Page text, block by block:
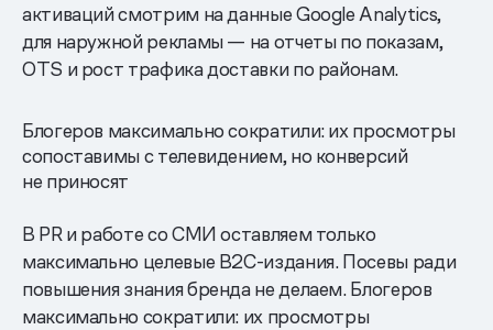
активаций смотрим на данные Google Analytics,
для наружной рекламы — на отчеты по показам,
OTS и рост трафика доставки по районам.
Блогеров максимально сократили: их просмотры
сопоставимы с телевидением, но конверсий
не приносят
В PR и работе со СМИ оставляем только
максимально целевые B2C-издания. Посевы ради
повышения знания бренда не делаем. Блогеров
максимально сократили: их просмотры